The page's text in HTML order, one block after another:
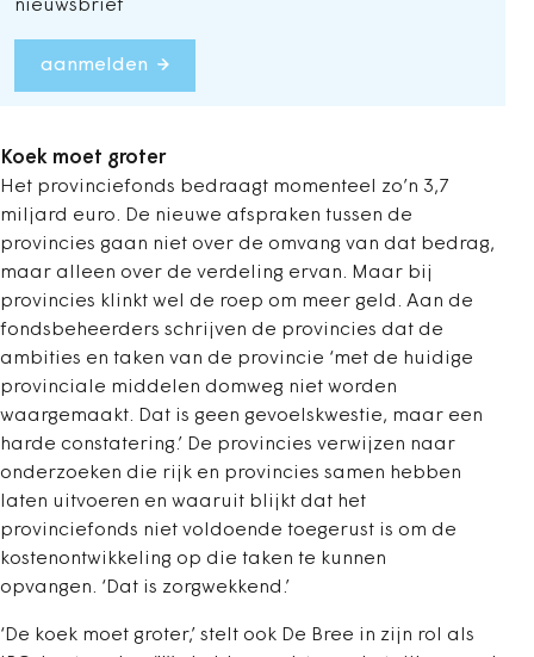
nieuwsbrief
aanmelden
Koek moet groter
Het provinciefonds bedraagt momenteel zo’n 3,7
miljard euro. De nieuwe afspraken tussen de
provincies gaan niet over de omvang van dat bedrag,
maar alleen over de verdeling ervan. Maar bij
provincies klinkt wel de roep om meer geld. Aan de
fondsbeheerders schrijven de provincies dat de
ambities en taken van de provincie ‘met de huidige
provinciale middelen domweg niet worden
waargemaakt. Dat is geen gevoelskwestie, maar een
harde constatering.’ De provincies verwijzen naar
onderzoeken die rijk en provincies samen hebben
laten uitvoeren en waaruit blijkt dat het
provinciefonds niet voldoende toegerust is om de
kostenontwikkeling op die taken te kunnen
opvangen. ‘Dat is zorgwekkend.’
‘De koek moet groter,’ stelt ook De Bree in zijn rol als